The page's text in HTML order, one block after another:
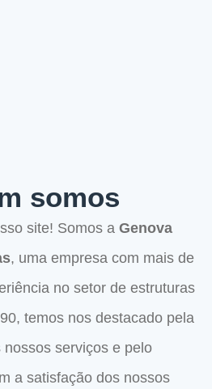
somos
site! Somos a Genova
, uma empresa com mais de
no setor de estruturas
temos nos destacado pela
serviços e pelo
a satisfação dos nossos